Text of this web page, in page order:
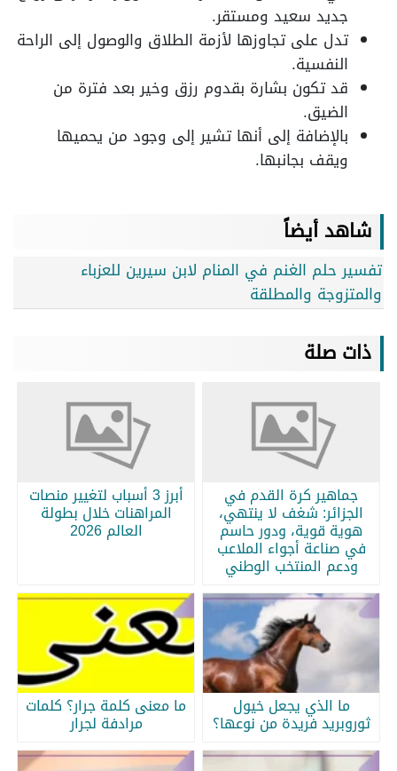
جديد سعيد ومستقر.
تدل على تجاوزها لأزمة الطلاق والوصول إلى الراحة
النفسية.
قد تكون بشارة بقدوم رزق وخير بعد فترة من
الضيق.
بالإضافة إلى أنها تشير إلى وجود من يحميها
ويقف بجانبها.
شاهد أيضاً
تفسير حلم الغنم في المنام لابن سيرين للعزباء
والمتزوجة والمطلقة
ذات صلة
جماهير كرة القدم في
الجزائر: شغف لا ينتهي،
هوية قوية، ودور حاسم
في صناعة أجواء الملاعب
ودعم المنتخب الوطني
أبرز 3 أسباب لتغيير منصات
المراهنات خلال بطولة
العالم 2026
ما الذي يجعل خيول
ثوروبريد فريدة من نوعها؟
ما معنى كلمة جرار؟ كلمات
مرادفة لجرار